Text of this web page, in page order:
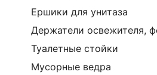
Ершики для унитаза
Держатели освежителя,
Туалетные стойки
Мусорные ведра